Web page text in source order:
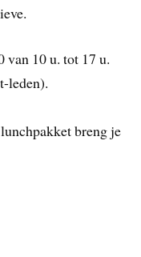
van 10 u. tot 17 u.
leden).
breng je